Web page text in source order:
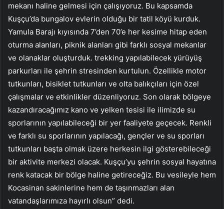
mekanı haline gelmesi için çalışıyoruz. Bu kapsamda
Kuşçu’da bungalov evlerin olduğu bir tatil köyü kurduk.
Yamula Barajı kıyısında 7’den 70’e her kesime hitap eden
oturma alanları, piknik alanları gibi farklı sosyal mekanlar
ve olanaklar oluşturduk. trekking yapılabilecek yürüyüş
parkurları ile şehrin stresinden kurtulun. Özellikle motor
tutkunları, bisiklet tutkunları ve olta balıkçıları için özel
çalışmalar ve etkinlikler düzenliyoruz. Son olarak bölgeye
kazandıracağımız kano ve yelken tesisi ile ilimizde su
sporlarının yapılabileceği bir yer faaliyete geçecek. Renkli
ve farklı su sporlarının yapılacağı, gençler ve su sporları
tutkunları başta olmak üzere herkesin ilgi gösterebileceği
bir aktivite merkezi olacak. Kuşçu’yu şehrin sosyal hayatına
renk katacak bir bölge haline getireceğiz. Bu vesileyle hem
Kocasinan sakinlerine hem de taşınmazları alan
vatandaşlarımıza hayırlı olsun” dedi.